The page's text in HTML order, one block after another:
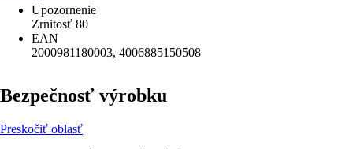
Upozornenie
Zrnitosť 80
EAN
2000981180003, 4006885150508
Bezpečnosť výrobku
Preskočiť oblasť